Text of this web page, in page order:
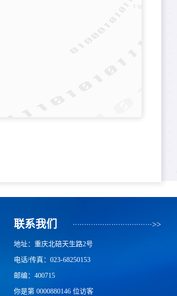
联系我们
地址：重庆北碚天生路2号
电话/传真：023-68250153
邮编：400715
你是第 0000880146 位访客